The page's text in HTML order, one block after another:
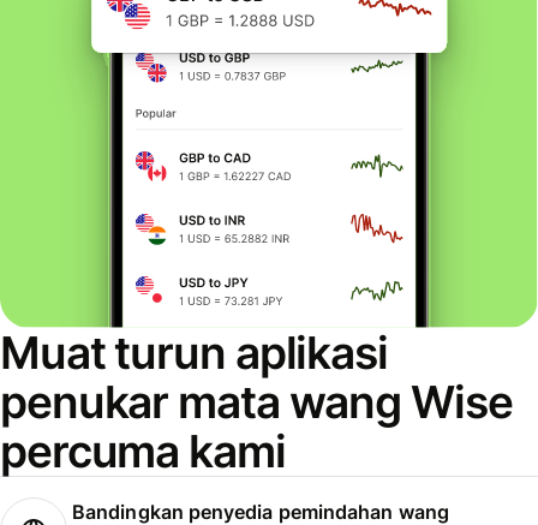
Muat turun aplikasi
penukar mata wang Wise
percuma kami
Bandingkan penyedia pemindahan wang